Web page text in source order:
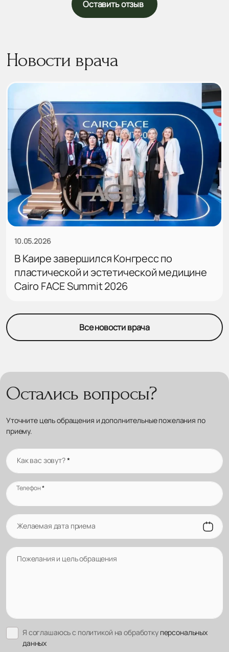
Оставить отзыв
Новости врача
В Каире завершился Конгресс по
пластической и эстетической медицине
Cairo FACE Summit 2026
10.05.2026
Все новости врача
Остались вопросы?
Уточните цель обращения и дополнительные пожелания по
приему.
Как вас зовут?*
Телефон*
Желаемая дата приема
Пожелания и цель обращения
Я соглашаюсь с политикой на обработку персональных
данных